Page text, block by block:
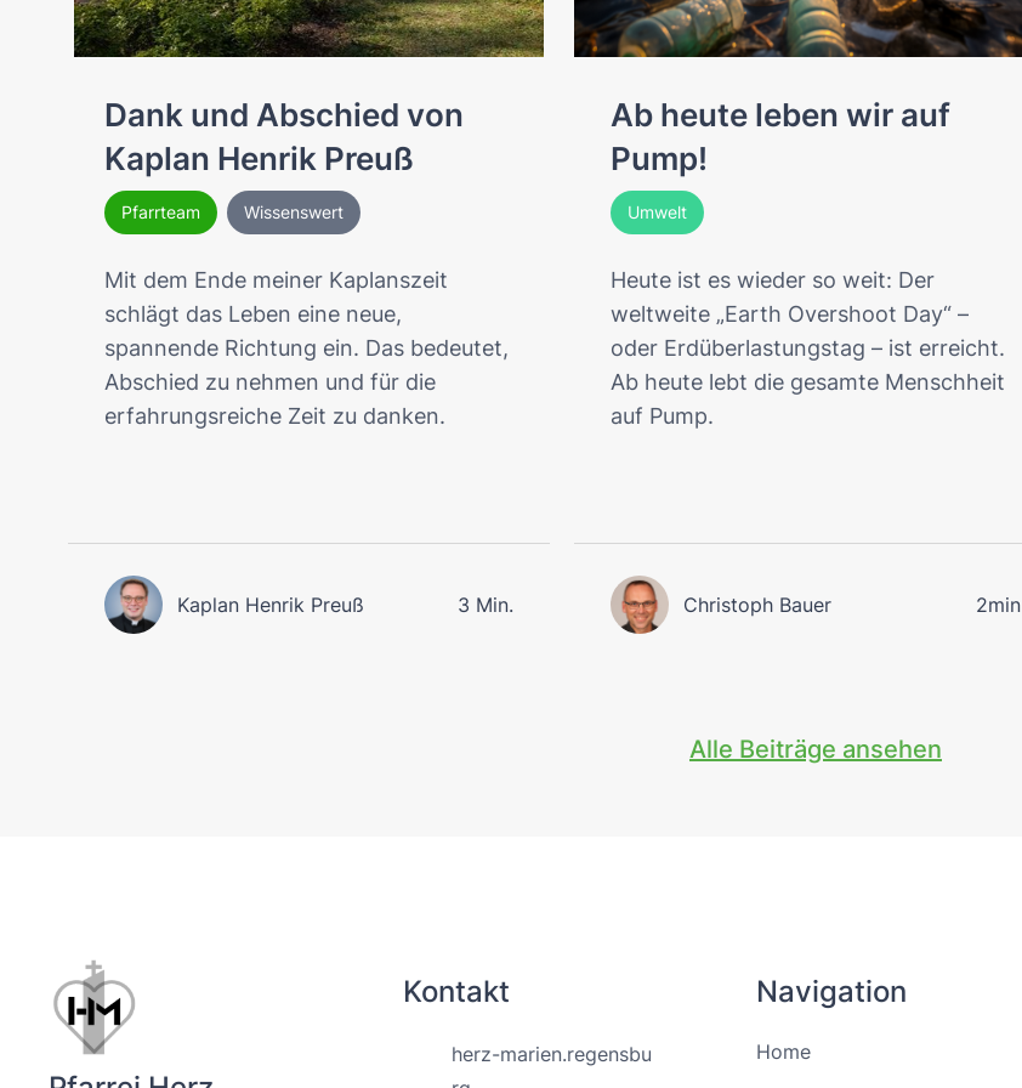
Dank und Abschied von
Kaplan Henrik Preuß
Pfarrteam Wissenswert
Mit dem Ende meiner Kaplanszeit
schlägt das Leben eine neue,
spannende Richtung ein. Das bedeutet,
Abschied zu nehmen und für die
erfahrungsreiche Zeit zu danken.
Kaplan Henrik Preuß 3 Min.
Ab heute leben wir auf
Pump!
Umwelt
Heute ist es wieder so weit: Der
weltweite „Earth Overshoot Day“ –
oder Erdüberlastungstag – ist erreicht.
Ab heute lebt die gesamte Menschheit
auf Pump.
Christoph Bauer 2min
Alle Beiträge ansehen
Kontakt
herz-marien.regensbu
Navigation
Home